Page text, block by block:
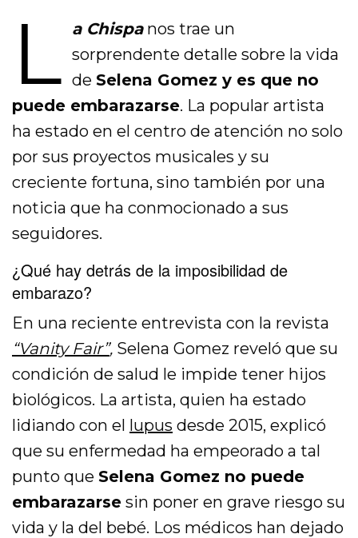
L a Chispanos trae un
sorprendente detalle sobre la vida
de Selena Gomez y es que no
puede embarazarse. La popular artista
ha estado en el centro de atención no solo
por sus proyectos musicales y su
creciente fortuna, sino también por una
noticia que ha conmocionado a sus
seguidores.
¿Qué hay detrás de la imposibilidad de
embarazo?
En una reciente entrevista con la revista
“Vanity Fair”, Selena Gomez reveló que su
condición de salud le impide tener hijos
biológicos. La artista, quien ha estado
lidiando con el lupus desde 2015, explicó
que su enfermedad ha empeorado a tal
punto queSelena Gomez no puede
embarazarse sin poner en grave riesgo su
vida y la del bebé. Los médicos han dejado